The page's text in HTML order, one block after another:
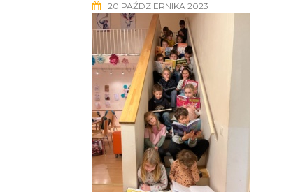
20 PAŹDZIERNIKA 2023